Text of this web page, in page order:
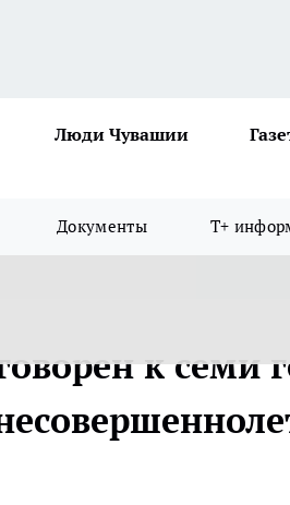
Люди Чувашии
Документы Т+
к семи